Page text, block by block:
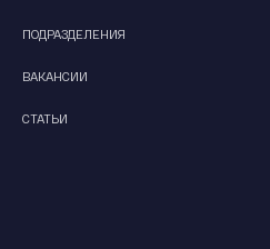
ПОДРАЗДЕЛЕНИЯ
ВАКАНСИИ
СТАТЬИ